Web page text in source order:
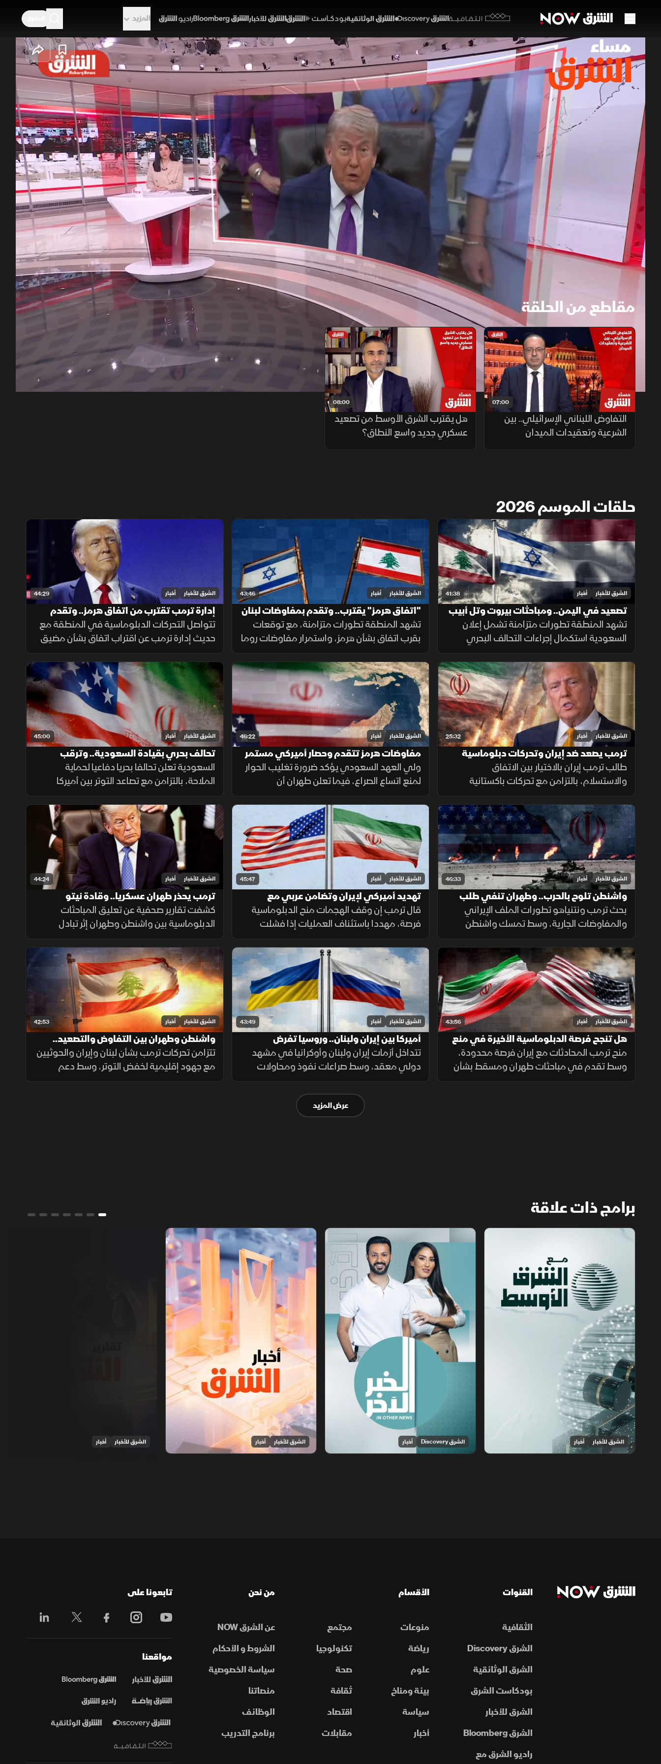
الثقافية
المزيد
00:12 /46:58 1x auto
تصعيد أميركي إيراني.. ولبنان تحت ضغط التوازنات
11 مايو 2026 46:58 أخبار
مساء الشرق
تتزايد حدة التوتر بين واشنطن وطهران مع استمرار تبادل الرسائل بين التصعيد العسكري والمفاوضات
السياسية، في وقت ينعكس فيه هذا المشهد على دول المنطقة، وعلى رأسها لبنان الذي يواجه ضغوطا
مرتبطة بتوازنات إقليمية معقدة تحد من قدرته على المناورة السياسية.
مساء الشرق ميراشا غازي الولايات المتحدة إيران لبنان
مقاطع من الحلقة
07:00
التفاوض اللبناني الإسرائيلي.. بين
الشرعية وتعقيدات الميدان
08:00
هل يقترب الشرق الأوسط من تصعيد
عسكري جديد واسع النطاق؟
حلقات الموسم 2026
41:38 الشرق للأخبار أخبار
تصعيد في اليمن.. ومباحثات بيروت وتل أبيب
تتواصل
تشهد المنطقة تطورات متزامنة تشمل إعلان
السعودية استكمال إجراءات التحالف البحري
الدفاعي، ومراجعة إيران لاتفاق هرمز، وتصعيدا
في اليمن، ومباحثات لبنانية إسرائيلية، وانفجارا
في جرمانا بريف دمشق.
43:46 الشرق للأخبار أخبار
"اتفاق هرمز" يقترب.. وتقدم بمفاوضات لبنان
وإسرائيل
تشهد المنطقة تطورات متزامنة، مع توقعات
بقرب اتفاق بشأن هرمز، واستمرار مفاوضات روما
حول لبنان، بالتوازي مع غارات إسرائيلية على
الجنوب، وتحذيرات عربية من التصعيد في القدس
المحتلة.
44:29 الشرق للأخبار أخبار
إدارة ترمب تقترب من اتفاق هرمز.. وتقدم
بمفاوضات طهران
تتواصل التحركات الدبلوماسية في المنطقة مع
حديث إدارة ترمب عن اقتراب اتفاق بشأن مضيق
هرمز وتأكيد إيران إحراز تقدم في مفاوضات
مسقط، بالتزامن مع تطورات في مفاوضات
لبنان وإسرائيل ومستجدات العمليات في غزة.
25:32 الشرق للأخبار أخبار
ترمب يصعد ضد إيران وتحركات دبلوماسية
بشأن غزة ولبنان
طالب ترمب إيران بالاختيار بين الاتفاق
والاستسلام، بالتزامن مع تحركات باكستانية
للوساطة، وضغوط لوقف الهجمات على غزة
وتسريع تنفيذ المرحلة التالية من الاتفاق في
لبنان.
46:22 الشرق للأخبار أخبار
مفاوضات هرمز تتقدم وحصار أميركي مستمر
على إيران
ولي العهد السعودي يؤكد ضرورة تغليب الحوار
لمنع اتساع الصراع، فيما تعلن طهران أن
مفاوضاتها مع سلطنة عمان بشأن مضيق هرمز
دخلت مراحلها النهائية.
45:00 الشرق للأخبار أخبار
تحالف بحري بقيادة السعودية.. وترقب
لتصعيد أميركي ضد إيران
السعودية تعلن تحالفا بحريا دفاعيا لحماية
الملاحة، بالتزامن مع تصاعد التوتر بين أميركا
وإيران. وفي لبنان تتواصل جهود تثبيت الاستقرار،
بينما تحقق الميزانية السعودية تحسنا مع تراجع
العجز.
46:33 الشرق للأخبار أخبار
واشنطن تلوح بالحرب.. وطهران تنفي طلب
التفاوض
بحث ترمب ونتنياهو تطورات الملف الإيراني
والمفاوضات الجارية، وسط تمسك واشنطن
بالحل الدبلوماسي مع الإبقاء على خيار التصعيد
إذا لم تُفضِ المحادثات إلى اتفاق.
45:47 الشرق للأخبار أخبار
تهديد أميركي لإيران وتضامن عربي مع
السعودية وتصعيد في الضفة
قال ترمب إن وقف الهجمات منح الدبلوماسية
فرصة، مهددا باستئناف العمليات إذا فشلت
المفاوضات، بالتزامن مع تضامن عربي وخليجي
مع السعودية وتصعيد إسرائيلي جديد في
الضفة الغربية.
44:24 الشرق للأخبار أخبار
ترمب يحذر طهران عسكريا.. وقادة نيتو
يخشون نقص الدعم
كشفت تقارير صحفية عن تعليق المباحثات
الدبلوماسية بين واشنطن وطهران إثر تبادل
القصف الجوي بمضيق هرمز، وسط تحذيرات من
مغبة مواصلة انتهاك وقف القتال وتأكيدات
بمواصلة حماية الملاحة البحرية.
43:56 الشرق للأخبار أخبار
هل تنجح فرصة الدبلوماسية الأخيرة في منع
حرب أوسع مع إيران؟
منح ترمب المحادثات مع إيران فرصة محدودة،
وسط تقدم في مباحثات طهران ومسقط بشأن
هرمز، بالتزامن مع تصعيد إسرائيلي في لبنان
43:49 الشرق للأخبار أخبار
أميركا بين إيران ولبنان.. وروسيا تفرض
حساباتها في أوكرانيا
تتداخل أزمات إيران ولبنان وأوكرانيا في مشهد
دولي معقد، وسط صراعات نفوذ ومحاولات
دبلوماسية ترسم ملامح المرحلة المقبلة.
42:53 الشرق للأخبار أخبار
واشنطن وطهران بين التفاوض والتصعيد..
ولبنان في دائرة الدعم
تتزامن تحركات ترمب بشأن لبنان وإيران والحوثيين
مع جهود إقليمية لخفض التوتر، وسط دعم
أميركي لبيروت وترتيبات جنوب لبنان، بالتوازي
عرض المزيد
برامج ذات علاقة
مع الشرق الأوسط
الشرق للأخبار أخبار
الخبر الآخر
الشرق Discovery أخبار
أخبار الشرق
الشرق للأخبار أخبار الشرق للأخبار أخبار
القنوات
الثقافية
الشرق Discovery
الشرق الوثائقية
بودكاست الشرق
الشرق للأخبار
الشرق Bloomberg
راديو الشرق مع
الأقسام
منوعات
مجتمع
رياضة
تكنولوجيا
علوم
صحة
بيئة ومناخ
ثقافة
سياسة
اقتصاد
أخبار
مقابلات
من نحن
عن الشرق NOW
الشروط و الأحكام
سياسة الخصوصية
منصاتنا
الوظائف
برنامج التدريب
تابعونا على
مواقعنا